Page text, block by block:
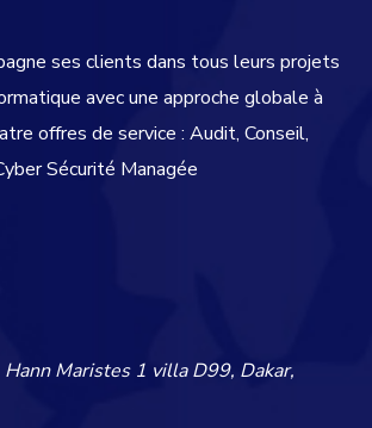
ses clients dans tous leurs projets
avec une approche globale à
offres de service : Audit, Conseil,
Sécurité Managée
Hann Maristes 1 villa D99, Dakar,